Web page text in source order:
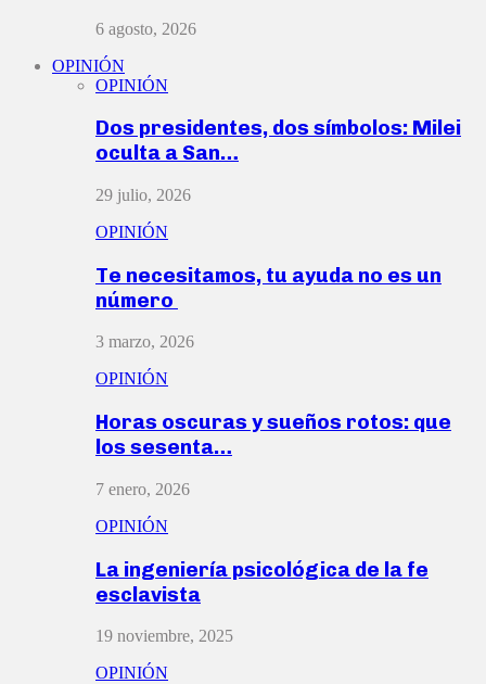
6 agosto, 2026
OPINIÓN
OPINIÓN
Dos presidentes, dos símbolos: Milei
oculta a San…
29 julio, 2026
OPINIÓN
Te necesitamos, tu ayuda no es un
número
3 marzo, 2026
OPINIÓN
Horas oscuras y sueños rotos: que
los sesenta…
7 enero, 2026
OPINIÓN
La ingeniería psicológica de la fe
esclavista
19 noviembre, 2025
OPINIÓN